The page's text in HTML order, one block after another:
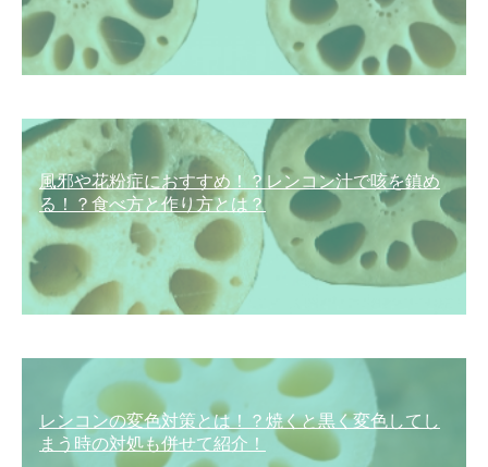
風邪や花粉症におすすめ！？レンコン汁で咳を鎮め
る！？食べ方と作り方とは？
レンコンの変色対策とは！？焼くと黒く変色してし
まう時の対処も併せて紹介！